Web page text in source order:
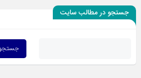
جستجو در مطالب سایت